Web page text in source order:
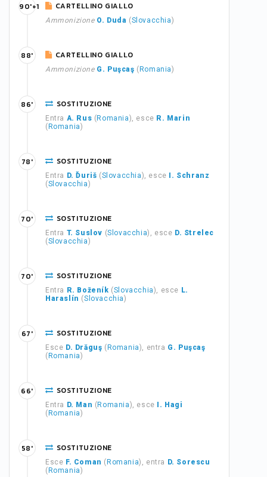
CARTELLINO GIALLO
Ammonizione O. Duda (Slovacchia)
90'+1
CARTELLINO GIALLO
Ammonizione G. Puşcaş ( Romania)
88'
SOSTITUZIONE
Entra A. Rus ( Romania), esce R. Marin
( Romania)
86'
SOSTITUZIONE
Entra D. Ďuriš (Slovacchia), esce
I. Schranz
(Slovacchia)
78'
SOSTITUZIONE
Entra T. Suslov (Slovacchia), esce D. Strelec
(Slovacchia)
70'
SOSTITUZIONE
Entra R. Boženík (Slovacchia), esce L.
Haraslín (Slovacchia)
70'
SOSTITUZIONE
Esce D. Drăguş ( Romania), entra G. Puşcaş
( Romania)
67'
SOSTITUZIONE
Entra D. Man ( Romania), esce
I. Hagi
( Romania)
66'
SOSTITUZIONE
Esce F. Coman ( Romania), entra
D. Sorescu
( Romania)
58'